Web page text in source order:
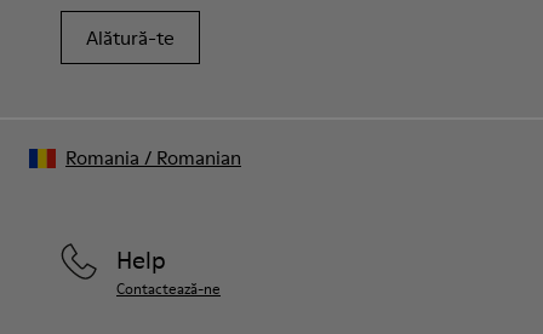
Alătură-te
Help
Contactează-ne
Romania / Romanian